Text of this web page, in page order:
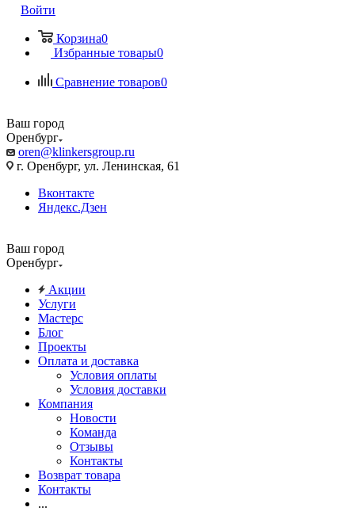
Войти
Корзина0
Избранные товары0
Сравнение товаров0
Ваш город
Оренбург
oren@klinkersgroup.ru
г. Оренбург, ул. Ленинская, 61
Вконтакте
Яндекс.Дзен
Ваш город
Оренбург
Акции
Услуги
Мастерс
Блог
Проекты
Оплата и доставка
Условия оплаты
Условия доставки
Компания
Новости
Команда
Отзывы
Контакты
Возврат товара
Контакты
...